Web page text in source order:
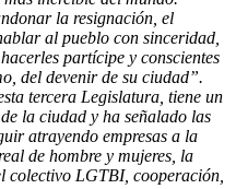
la resignación, el
al pueblo con sinceridad,
partícipe y conscientes
del devenir de su ciudad”.
tercera Legislatura, tiene un
la ciudad y ha señalado las
atrayendo empresas a la
de hombre y mujeres, la
colectivo LGTBI, cooperación,